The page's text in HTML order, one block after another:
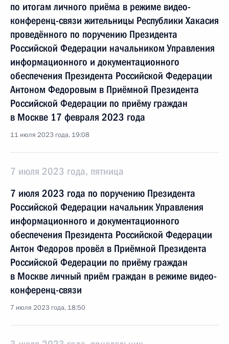
по итогам личного приёма в режиме видео-
конференц-связи жительницы Республики Хакасия
проведённого по поручению Президента
Российской Федерации начальником Управления
информационного и документационного
обеспечения Президента Российской Федерации
Антоном Федоровым в Приёмной Президента
Российской Федерации по приёму граждан
в Москве 17 февраля 2023 года
11 июля 2023 года, 19:08
7 июля 2023 года, пятница
7 июля 2023 года по поручению Президента
Российской Федерации начальник Управления
информационного и документационного
обеспечения Президента Российской Федерации
Антон Федоров провёл в Приёмной Президента
Российской Федерации по приёму граждан
в Москве личный приём граждан в режиме видео-
конференц-связи
7 июля 2023 года, 18:50